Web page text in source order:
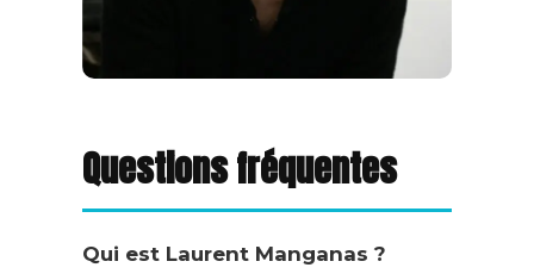
Questions fréquentes
Qui est Laurent Manganas ?